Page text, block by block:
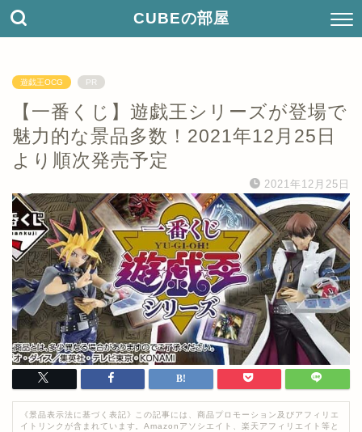
CUBEの部屋
遊戯王OCG PR
【一番くじ】遊戯王シリーズが登場で
魅力的な景品多数！2021年12月25日
より順次発売予定
2021年12月25日
《景品表示法に基づく表記》この記事には、商品プロモーション及びアフィリエ
イトリンクが含まれています。Amazonアソシエイト、楽天アフィリエイト等と